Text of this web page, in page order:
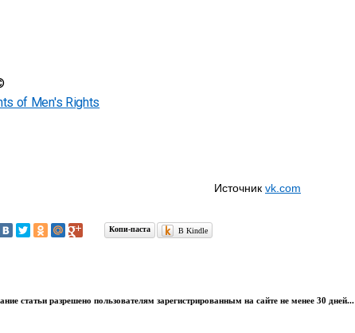
of Men's Rights
Источник vk.com
В Kindle
Копи-паста
статьи разрешено пользователям зарегистрированным на сайте не менее 30 дней...